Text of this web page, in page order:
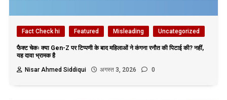
Fact Check hi Featured Misleading Uncategorized
फैक्ट चेकः क्या Gen-Z पर टिप्पणी के बाद महिलाओं ने कंगना रनौत की पिटाई की? नहीं,
यह दावा भ्रामक है
Nisar Ahmed Siddiqui
अगस्त 3, 2026 0